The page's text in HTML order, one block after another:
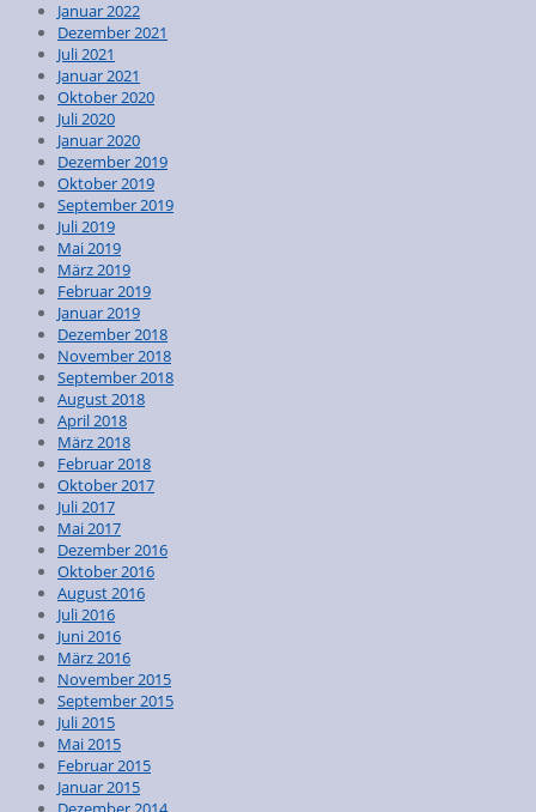
Januar 2022
Dezember 2021
Juli 2021
Januar 2021
Oktober 2020
Juli 2020
Januar 2020
Dezember 2019
Oktober 2019
September 2019
Juli 2019
Mai 2019
März 2019
Februar 2019
Januar 2019
Dezember 2018
November 2018
September 2018
August 2018
April 2018
März 2018
Februar 2018
Oktober 2017
Juli 2017
Mai 2017
Dezember 2016
Oktober 2016
August 2016
Juli 2016
Juni 2016
März 2016
November 2015
September 2015
Juli 2015
Mai 2015
Februar 2015
Januar 2015